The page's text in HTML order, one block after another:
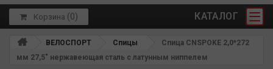
КАТАЛОГ
Корзина (0)
ВЕЛОСПОРТ Спицы
Спица CNSPOKE 2,0*272
мм 27,5" нержавеющая сталь с латунным ниппелем